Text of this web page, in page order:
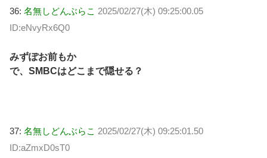
36: 名無しどんぶらこ 2025/02/27(木) 09:25:00.05
ID:eNvyRx6Q0
みずぽお前もか
で、SMBCはどこまで隠せる？
37: 名無しどんぶらこ 2025/02/27(木) 09:25:01.50
ID:aZmxD0sT0